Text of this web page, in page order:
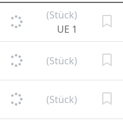
(Stück)
UE 1
(Stück)
(Stück)